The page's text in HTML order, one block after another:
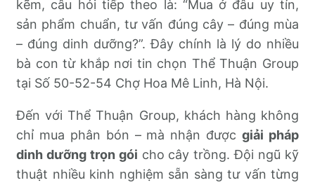
kẽm, câu hỏi tiếp theo là: “Mua ở đâu uy tín,
sản phẩm chuẩn, tư vấn đúng cây – đúng mùa
– đúng dinh dưỡng?”. Đây chính là lý do nhiều
bà con từ khắp nơi tin chọn Thể Thuận Group
tại Số 50-52-54 Chợ Hoa Mê Linh, Hà Nội.
Đến với Thể Thuận Group, khách hàng không
chỉ mua phân bón – mà nhận đượcgiải pháp
dinh dưỡng trọn gói cho cây trồng. Đội ngũ kỹ
thuật nhiều kinh nghiệm sẵn sàng tư vấn từng